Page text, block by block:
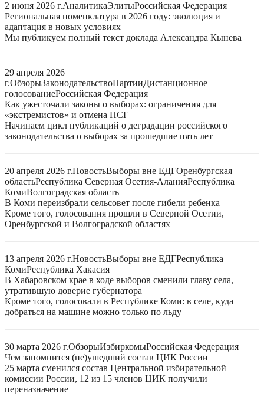
2 июня 2026 г.АналитикаЭлитыРоссийская Федерация
Региональная номенклатура в 2026 году: эволюция и
адаптация в новых условиях
Мы публикуем полный текст доклада Александра Кынева
29 апреля 2026
г.ОбзорыЗаконодательствоПартииДистанционное
голосованиеРоссийская Федерация
Как ужесточали законы о выборах: ограничения для
«экстремистов» и отмена ПСГ
Начинаем цикл публикаций о деградации российского
законодательства о выборах за прошедшие пять лет
20 апреля 2026 г.НовостьВыборы вне ЕДГОренбургская
областьРеспублика Северная Осетия-АланияРеспублика
КомиВолгоградская область
В Коми переизбрали сельсовет после гибели ребенка
Кроме того, голосования прошли в Северной Осетии,
Оренбургской и Волгоградской областях
13 апреля 2026 г.НовостьВыборы вне ЕДГРеспублика
КомиРеспублика Хакасия
В Хабаровском крае в ходе выборов сменили главу села,
утратившую доверие губернатора
Кроме того, голосовали в Республике Коми: в селе, куда
добраться на машине можно только по льду
30 марта 2026 г.ОбзорыИзбиркомыРоссийская Федерация
Чем запомнится (не)ушедший состав ЦИК России
25 марта сменился состав Центральной избирательной
комиссии России, 12 из 15 членов ЦИК получили
переназначение